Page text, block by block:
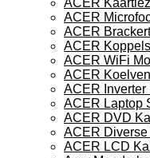
ACER
ACER
ACER Brackert
ACER
ACER WiFi
ACER
ACER Inverter
ACER Laptop
ACER DVD
ACER
ACER LCD